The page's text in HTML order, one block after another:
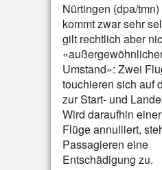
Nürtingen (dpa/
kommt zwar sehr
gilt rechtlich aber
Umstand»: Zwei
touchieren sich auf
zur Start- und
Wird daraufhin
Flüge annulliert,
Passagieren eine
Entschädigung zu.